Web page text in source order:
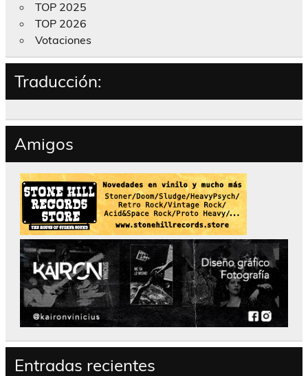
TOP 2025
TOP 2026
Votaciones
Traducción:
Amigos
Entradas recientes